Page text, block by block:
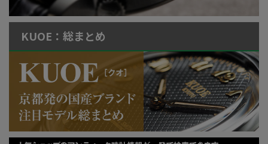
KUOE：総まとめ